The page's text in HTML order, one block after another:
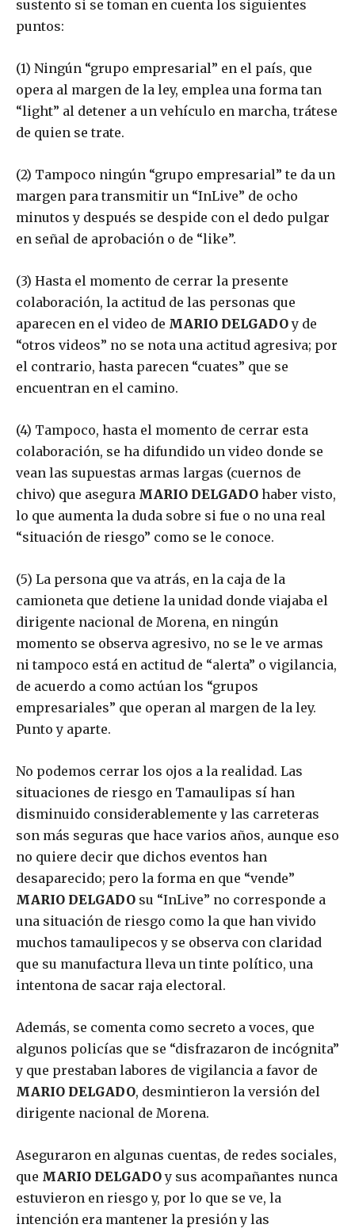
sustento si se toman en cuenta los siguientes
puntos:
(1) Ningún “grupo empresarial” en el país, que
opera al margen de la ley, emplea una forma tan
“light” al detener a un vehículo en marcha, trátese
de quien se trate.
(2) Tampoco ningún “grupo empresarial” te da un
margen para transmitir un “InLive” de ocho
minutos y después se despide con el dedo pulgar
en señal de aprobación o de “like”.
(3) Hasta el momento de cerrar la presente
colaboración, la actitud de las personas que
aparecen en el video de MARIO DELGADOy de
“otros videos” no se nota una actitud agresiva; por
el contrario, hasta parecen “cuates” que se
encuentran en el camino.
(4) Tampoco, hasta el momento de cerrar esta
colaboración, se ha difundido un video donde se
vean las supuestas armas largas (cuernos de
chivo) que asegura MARIO DELGADO haber visto,
lo que aumenta la duda sobre si fue o no una real
“situación de riesgo” como se le conoce.
(5) La persona que va atrás, en la caja de la
camioneta que detiene la unidad donde viajaba el
dirigente nacional de Morena, en ningún
momento se observa agresivo, no se le ve armas
ni tampoco está en actitud de “alerta” o vigilancia,
de acuerdo a como actúan los “grupos
empresariales” que operan al margen de la ley.
Punto y aparte.
No podemos cerrar los ojos a la realidad. Las
situaciones de riesgo en Tamaulipas sí han
disminuido considerablemente y las carreteras
son más seguras que hace varios años, aunque eso
no quiere decir que dichos eventos han
desaparecido; pero la forma en que “vende”
MARIO DELGADO su “InLive” no corresponde a
una situación de riesgo como la que han vivido
muchos tamaulipecos y se observa con claridad
que su manufactura lleva un tinte político, una
intentona de sacar raja electoral.
Además, se comenta como secreto a voces, que
algunos policías que se “disfrazaron de incógnita”
y que prestaban labores de vigilancia a favor de
MARIO DELGADO, desmintieron la versión del
dirigente nacional de Morena.
Aseguraron en algunas cuentas, de redes sociales,
que MARIO DELGADOy sus acompañantes nunca
estuvieron en riesgo y, por lo que se ve, la
intención era mantener la presión y las